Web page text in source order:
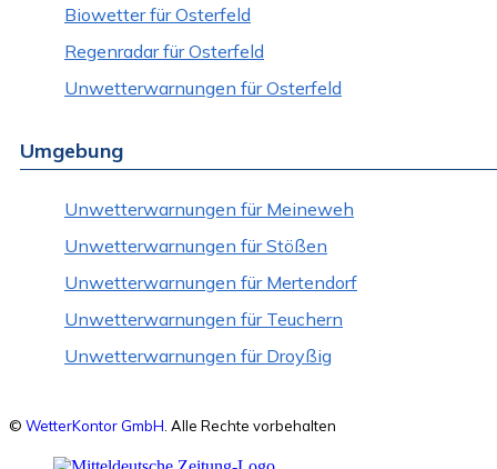
Biowetter für Osterfeld
Regenradar für Osterfeld
Unwetterwarnungen für Osterfeld
Umgebung
Unwetterwarnungen für Meineweh
Unwetterwarnungen für Stößen
Unwetterwarnungen für Mertendorf
Unwetterwarnungen für Teuchern
Unwetterwarnungen für Droyßig
© WetterKontor GmbH . Alle Rechte vorbehalten